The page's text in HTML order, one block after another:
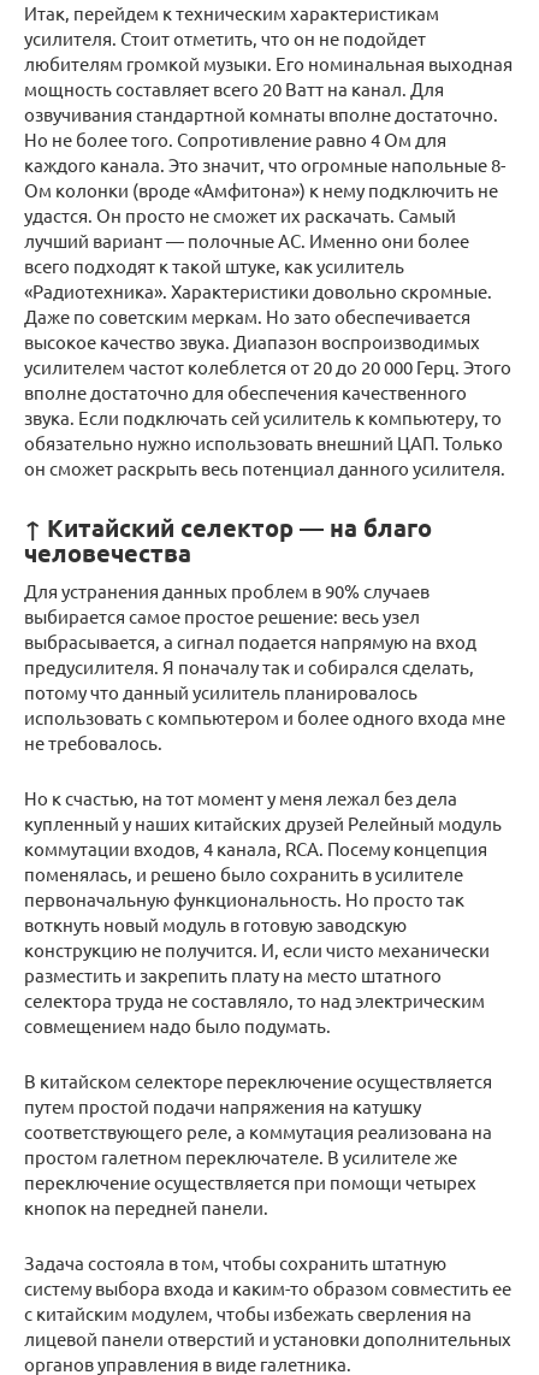
Итак, перейдем к техническим характеристикам
усилителя. Стоит отметить, что он не подойдет
любителям громкой музыки. Его номинальная выходная
мощность составляет всего 20 Ватт на канал. Для
озвучивания стандартной комнаты вполне достаточно.
Но не более того. Сопротивление равно 4 Ом для
каждого канала. Это значит, что огромные напольные 8-
Ом колонки (вроде «Амфитона») к нему подключить не
удастся. Он просто не сможет их раскачать. Самый
лучший вариант — полочные АС. Именно они более
всего подходят к такой штуке, как усилитель
«Радиотехника». Характеристики довольно скромные.
Даже по советским меркам. Но зато обеспечивается
высокое качество звука. Диапазон воспроизводимых
усилителем частот колеблется от 20 до 20 000 Герц. Этого
вполне достаточно для обеспечения качественного
звука. Если подключать сей усилитель к компьютеру, то
обязательно нужно использовать внешний ЦАП. Только
он сможет раскрыть весь потенциал данного усилителя.
↑ Китайский селектор — на благо
человечества
Для устранения данных проблем в 90% случаев
выбирается самое простое решение: весь узел
выбрасывается, а сигнал подается напрямую на вход
предусилителя. Я поначалу так и собирался сделать,
потому что данный усилитель планировалось
использовать с компьютером и более одного входа мне
не требовалось.
Но к счастью, на тот момент у меня лежал без дела
купленный у наших китайских друзей Релейный модуль
коммутации входов, 4 канала, RCA. Посему концепция
поменялась, и решено было сохранить в усилителе
первоначальную функциональность. Но просто так
воткнуть новый модуль в готовую заводскую
конструкцию не получится. И, если чисто механически
разместить и закрепить плату на место штатного
селектора труда не составляло, то над электрическим
совмещением надо было подумать.
В китайском селекторе переключение осуществляется
путем простой подачи напряжения на катушку
соответствующего реле, а коммутация реализована на
простом галетном переключателе. В усилителе же
переключение осуществляется при помощи четырех
кнопок на передней панели.
Задача состояла в том, чтобы сохранить штатную
систему выбора входа и каким-то образом совместить ее
с китайским модулем, чтобы избежать сверления на
лицевой панели отверстий и установки дополнительных
органов управления в виде галетника.